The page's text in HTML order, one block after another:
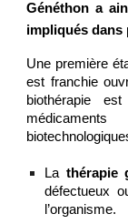
Généthon a
impliqués dans
Une première
est franchie
biothérapie
La thérapie
défectueux
l’organisme.